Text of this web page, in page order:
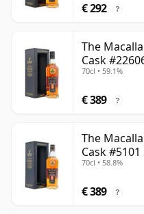
€ 292 ?
The
Cask
70cl • 59.1%
€ 389 ?
The
Cask
70cl • 58.8%
€ 389 ?